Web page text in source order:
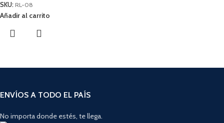
SKU: RL-08
Añadir al carrito
ENVÍOS A TODO EL PAÍS
No importa donde estés, te llega.